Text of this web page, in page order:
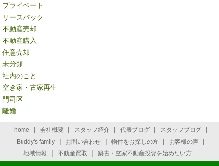
プライベート
リースバック
不動産売却
不動産購入
任意売却
未分類
社内のこと
空き家・古家再生
門司区
離婚
home | 会社概要 | スタッフ紹介 | 代表ブログ | スタッフブログ |
Buddy's family | お問い合わせ | 物件をお探しの方 | お客様の声 |
地域情報 | 不動産買取 | 築古・空家不動産投資を始めたい方 |